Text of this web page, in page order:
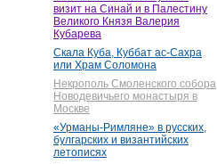
визит на Синай и в Палестину
Великого Князя Валерия
Кубарева
Скала Куба, Куббат ас-Сахра
или Храм Соломона
Некрополь Смоленского собора
Новодевичьего монастыря в
Москве
«Урманы-Римляне» в русских,
булгарских и византийских
летописях